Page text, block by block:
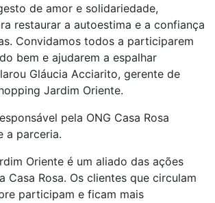
de amor e solidariedade,
restaurar a autoestima e a confiança
Convidamos todos a participarem
bem e ajudarem a espalhar
Gláucia Acciarito, gerente de
Jardim Oriente.
pela ONG Casa Rosa
a parceria.
Oriente é um aliado das ações
Casa Rosa. Os clientes que circulam
participam e ficam mais